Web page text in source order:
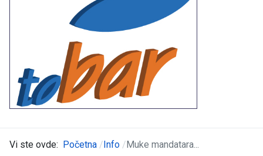
Vi ste ovde: Početna Info Muke mandatara...